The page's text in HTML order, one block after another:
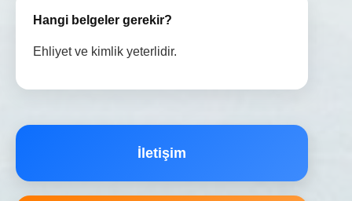
Hangi belgeler gerekir?
Ehliyet ve kimlik yeterlidir.
İletişim